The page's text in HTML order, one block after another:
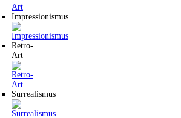
Impressionismus
Retro-
Art
Surrealismus